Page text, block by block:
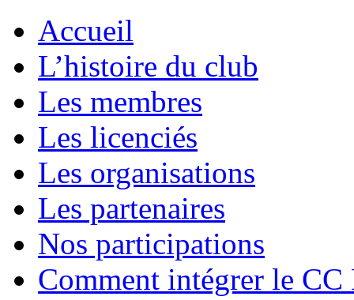
Accueil
L’histoire du club
Les membres
Les licenciés
Les organisations
Les partenaires
Nos participations
Comment intégrer le